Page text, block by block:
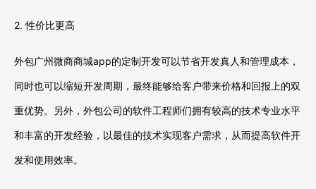
2. 性价比更高
外包广州微商商城app的定制开发可以节省开发真人和管理成本，
同时也可以缩短开发周期，最终能够给客户带来价格和回报上的双
重优势。另外，外包公司的软件工程师们拥有较高的技术专业水平
和丰富的开发经验，以最佳的技术实现客户需求，从而提高软件开
发和使用效率。